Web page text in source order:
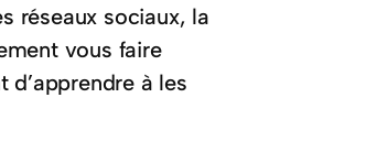
réseaux sociaux, la
vous faire
à les